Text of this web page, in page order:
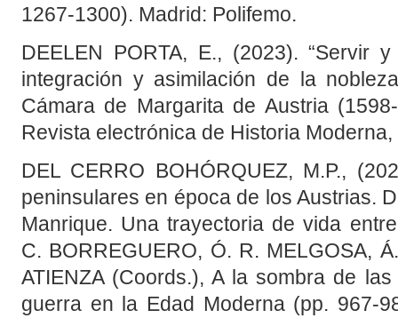
1267-1300). Madrid: Polifemo.
DEELEN PORTA, E., (2023). “Servir
integración y asimilación de la
Cámara de Margarita de Austria
Revista electrónica de Historia Moderna,
DEL CERRO BOHÓRQUEZ, M.P.,
peninsulares en época de los Austrias.
Manrique. Una trayectoria de vida
C. BORREGUERO, Ó. R. MELGOSA,
ATIENZA (Coords.), A la sombra de
guerra en la Edad Moderna (pp. 967-